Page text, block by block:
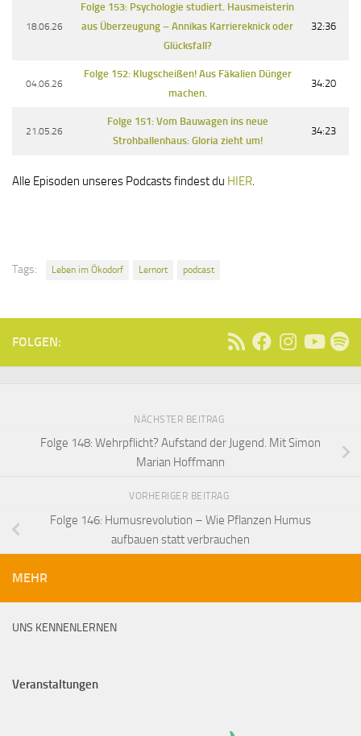
18.06.26
Folge 153: Psychologie studiert. Hausmeisterin
aus Überzeugung – Annikas Karriereknick oder
Glücksfall?
32:36
04.06.26
Folge 152: Klugscheißen! Aus Fäkalien Dünger
machen.
34:20
21.05.26
Folge 151: Vom Bauwagen ins neue
Strohballenhaus: Gloria zieht um!
34:23
Alle Episoden unseres Podcasts findest du HIER.
Tags: Leben im Ökodorf Lernort podcast
FOLGEN:
NÄCHSTER BEITRAG
Folge 148: Wehrpflicht? Aufstand der Jugend. Mit Simon
Marian Hoffmann
VORHERIGER BEITRAG
Folge 146: Humusrevolution – Wie Pflanzen Humus
aufbauen statt verbrauchen
MEHR
UNS KENNENLERNEN
Veranstaltungen